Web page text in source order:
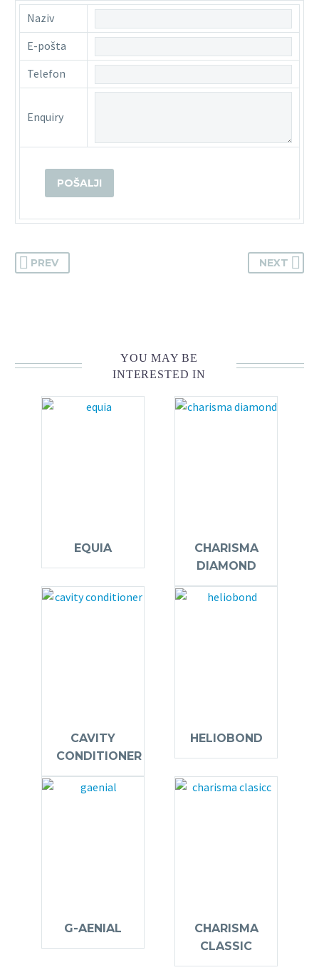
Naziv
E-pošta
Telefon
Enquiry
PREV NEXT
YOU MAY BE
INTERESTED IN
EQUIA
CHARISMA
DIAMOND
CAVITY
CONDITIONER
HELIOBOND
G-AENIAL
CHARISMA
CLASSIC